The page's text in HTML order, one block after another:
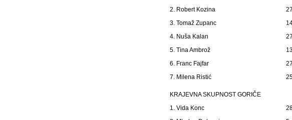
2. Robert Kozina
3. Tomaž Zupanc
4. Nuša Kalan
5. Tina Ambrož
6. Franc Fajfar
7. Milena Ristić
KRAJEVNA SKUPNOST GORIČE
1. Vida Konc